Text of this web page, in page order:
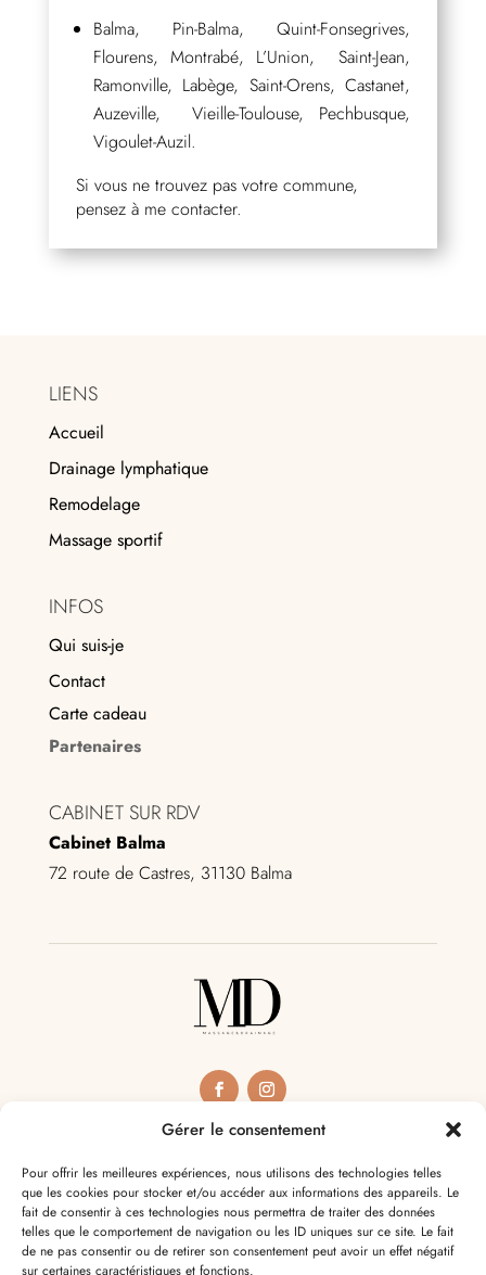
Gérer le consentement
Pour offrir les meilleures expériences, nous utilisons des technologies telles
que les cookies pour stocker et/ou accéder aux informations des appareils. Le
fait de consentir à ces technologies nous permettra de traiter des données
telles que le comportement de navigation ou les ID uniques sur ce site. Le fait
de ne pas consentir ou de retirer son consentement peut avoir un effet négatif
sur certaines caractéristiques et fonctions.
Balma, Pin-Balma, Quint-Fonsegrives,
Flourens, Montrabé, L’Union, Saint-Jean,
Ramonville, Labège, Saint-Orens, Castanet,
Auzeville, Vieille-Toulouse, Pechbusque,
Vigoulet-Auzil.
Si vous ne trouvez pas votre commune,
pensez à me contacter.
LIENS
Accueil
Drainage lymphatique
Remodelage
Massage sportif
INFOS
Qui suis-je
Contact
Carte cadeau
Partenaires
CABINET SUR RDV
Cabinet Balma
72 route de Castres, 31130 Balma
RÉSERVATION
PRENDRE RDV